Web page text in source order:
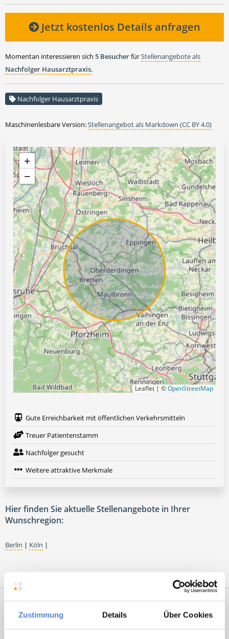
Zustimmung Details Über Cookies
Jetzt kostenlos Details anfragen
Momentan interessieren sich 5 BesucherfürStellenangebote als
Nachfolger Hausarztpraxis.
Nachfolger Hausarztpraxis
Maschinenlesbare Version:Stellenangebot als Markdown (CC BY 4.0)
+
−
Leaflet | ©OpenStreetMap
Gute Erreichbarkeit mit öffentlichen Verkehrsmitteln
Treuer Patientenstamm
Nachfolger gesucht
Weitere attraktive Merkmale
Hier finden Sie aktuelle Stellenangebote in Ihrer
Wunschregion:
Berlin | Köln |